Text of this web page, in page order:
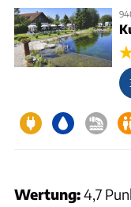
Wertung:4,7